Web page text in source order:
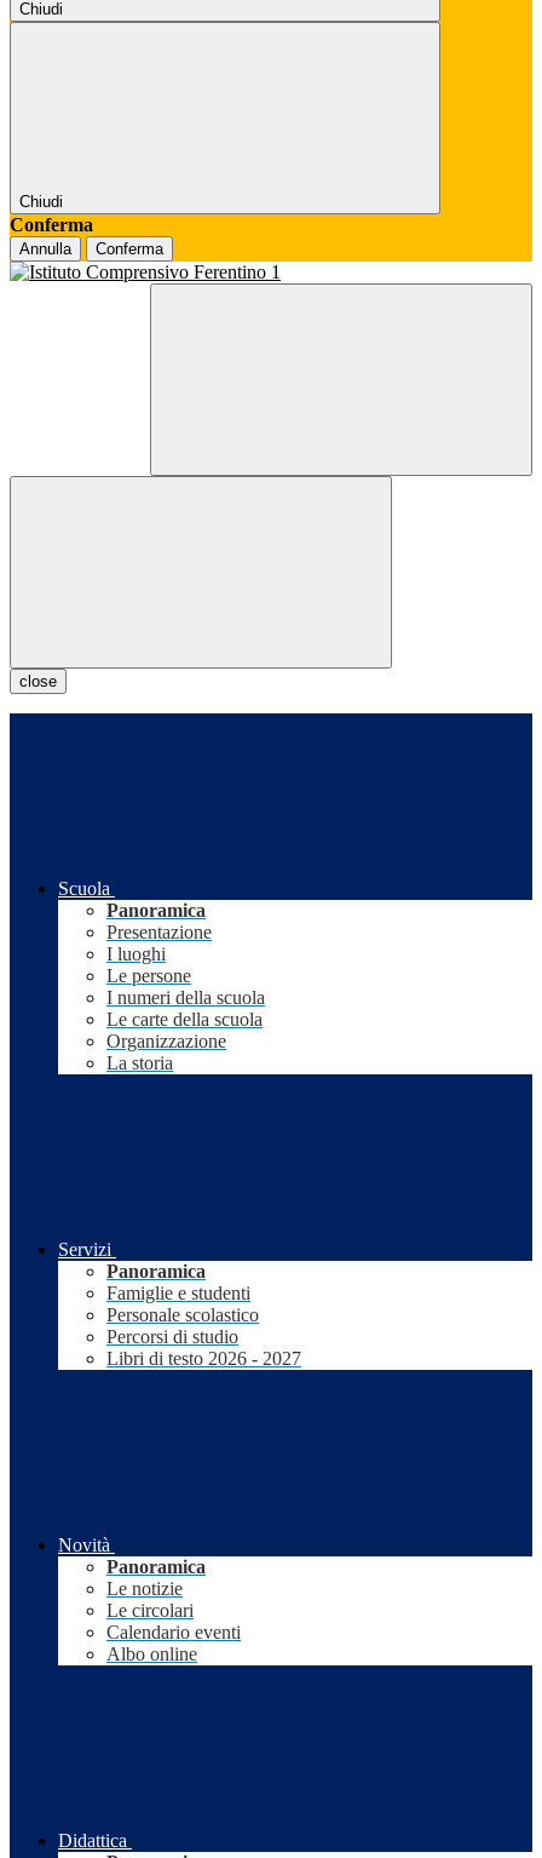
Chiudi
Chiudi
Conferma
Annulla Conferma
close
Scuola
Panoramica
Presentazione
I luoghi
Le persone
I numeri della scuola
Le carte della scuola
Organizzazione
La storia
Servizi
Panoramica
Famiglie e studenti
Personale scolastico
Percorsi di studio
Libri di testo 2026 - 2027
Novità
Panoramica
Le notizie
Le circolari
Calendario eventi
Albo online
Didattica